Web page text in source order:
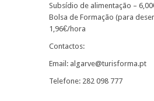
Subsídio de alimentação –
Bolsa de Formação (para
1,96€/hora
Contactos:
Email: algarve@turisforma.pt
Telefone: 282 098 777